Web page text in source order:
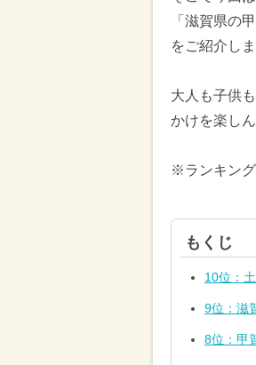
「滋賀県の
をご紹介しま
大人も子供
かけを楽し
※ランキング
もくじ
10位：
9位：滋
8位：甲